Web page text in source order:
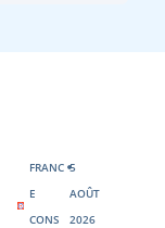
FRANC
E
CONS
5
AOÛT
2026